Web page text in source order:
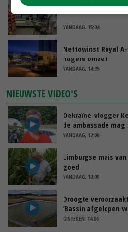
Oorlogen en El
VANDAAG, 15:04
Nettowinst Royal
hogere omzet
VANDAAG, 14:35
NIEUWSTE VIDEO'S
Oekraïne-vlogger
de ambassade
VANDAAG, 12:00
Limburgse mais
goed
VANDAAG, 10:00
Droogte
‘Bassin afgelopen
GISTEREN, 14:06